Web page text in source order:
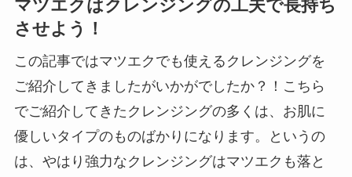
マツエクはクレンジングの工夫で長持ち
させよう！
この記事ではマツエクでも使えるクレンジングを
ご紹介してきましたがいかがでしたか？！こちら
でご紹介してきたクレンジングの多くは、お肌に
優しいタイプのものばかりになります。というの
は、やはり強力なクレンジングはマツエクも落と